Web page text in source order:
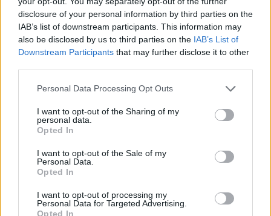
disclosure of your personal information by third parties on the
IAB’s list of downstream participants. This information may
also be disclosed by us to third parties on the IAB’s List of
Downstream Participants that may further disclose it to other
Personal Data Processing Opt Outs
I want to opt-out of the Sharing of my
personal data.
Opted In
I want to opt-out of the Sale of my
Personal Data.
Opted In
I want to opt-out of processing my
Personal Data for Targeted Advertising.
Opted In
Παπαδόσηφος εκτέλεσε μέσα στο
δικαστήριο τον φονιά του γιου του
(ΒΙΝΤΕΟ)
7 Αυγούστου 2026 12:44
Δημοφιλή αυτή την εβδομάδα